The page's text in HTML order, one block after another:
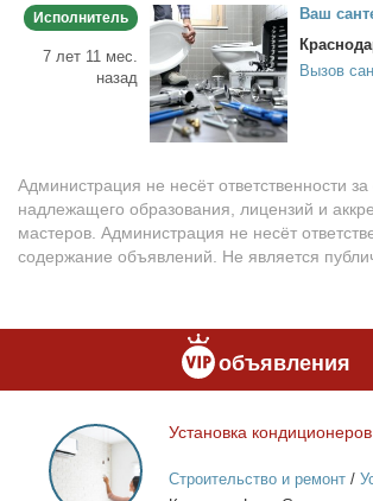
Исполнитель
7 лет 11 мес.
назад
Ваш
Вызов
Администрация не несёт ответственности за
надлежащего образования, лицензий и
мастеров. Администрация не несёт
содержание объявлений. Не является
объявления
Установка
кондиционеров
в
Уста­нов­ка
Строительство и ремонт/